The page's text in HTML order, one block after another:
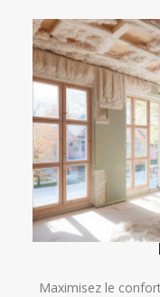
Maximisez le